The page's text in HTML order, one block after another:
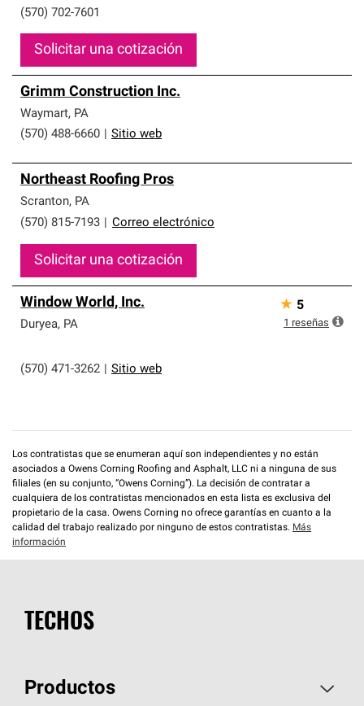
(570) 702-7601
Solicitar una cotización
Grimm Construction Inc.
Waymart, PA
(570) 488-6660
Sitio web
Northeast Roofing Pros
Scranton, PA
(570) 815-7193
Correo electrónico
Solicitar una cotización
Window World, Inc.
Duryea, PA
(570) 471-3262 Sitio web
★ 5
1 reseñas
Los contratistas que se enumeran aquí son independientes y no están
asociados a Owens Corning Roofing and Asphalt, LLC ni a ninguna de sus
filiales (en su conjunto, “Owens Corning”). La decisión de contratar a
cualquiera de los contratistas mencionados en esta lista es exclusiva del
propietario de la casa. Owens Corning no ofrece garantías en cuanto a la
calidad del trabajo realizado por ninguno de estos contratistas. Más
información
TECHOS
Productos